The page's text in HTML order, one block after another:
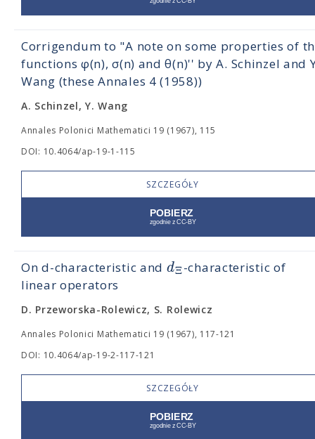
Corrigendum to "A note on some properties of
functions φ(n), σ(n) and θ(n)'' by A. Schinzel and
Wang (these Annales 4 (1958))
A. Schinzel, Y. Wang
Annales Polonici Mathematici 19 (1967), 115
DOI: 10.4064/ap-19-1-115
SZCZEGÓŁY
On d-characteristic and dΞ-characteristic of
linear operators
D. Przeworska-Rolewicz, S. Rolewicz
Annales Polonici Mathematici 19 (1967), 117-121
DOI: 10.4064/ap-19-2-117-121
SZCZEGÓŁY